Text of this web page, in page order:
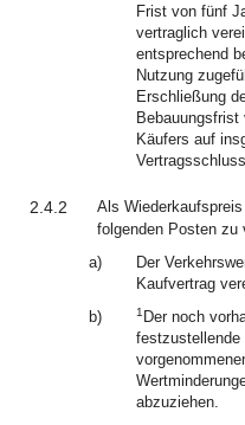
Frist von fünf
vertraglich
entsprechend
Nutzung
Erschließung
Käufers auf
2.4.2
Als
folgenden Posten zu
a)
Der
Kaufvertrag
b)
1 Der noch
festzustellende
abzuziehen.